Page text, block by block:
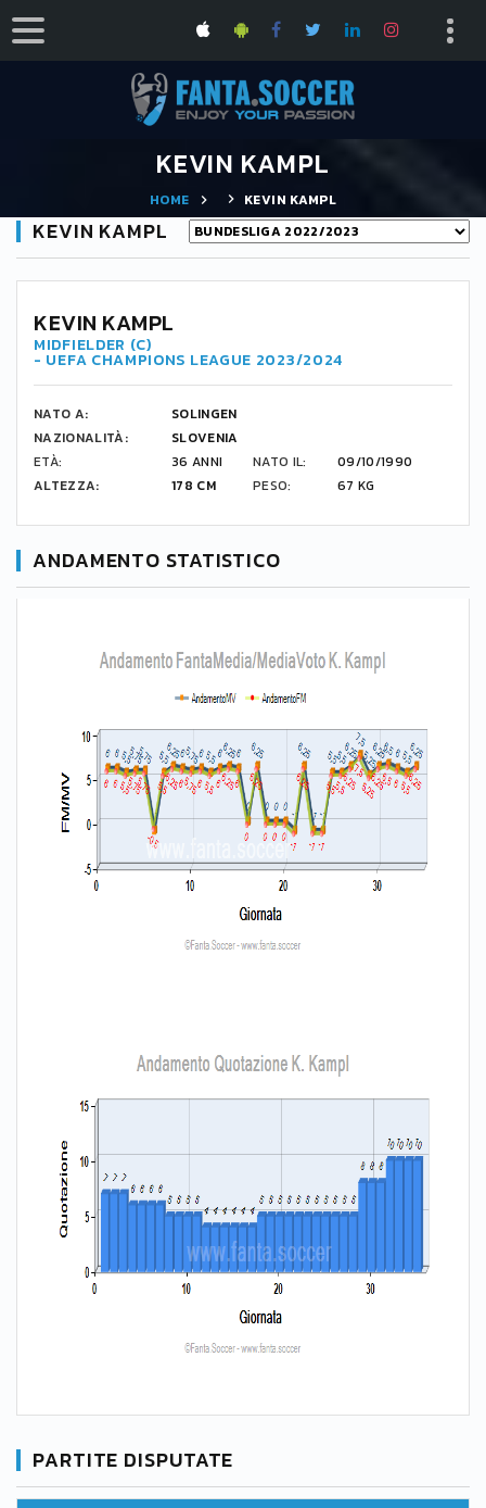
KEVIN KAMPL
HOME KEVIN KAMPL
KEVIN KAMPL
44
KEVIN KAMPL
MIDFIELDER (C)
- UEFA CHAMPIONS LEAGUE 2023/2024
NATO A:
SOLINGEN
NAZIONALITÀ:
SLOVENIA
ETÀ:
36 ANNI NATO IL:
09/10/1990
ALTEZZA:
178 CM PESO: 67 KG
ANDAMENTO STATISTICO
PARTITE DISPUTATE